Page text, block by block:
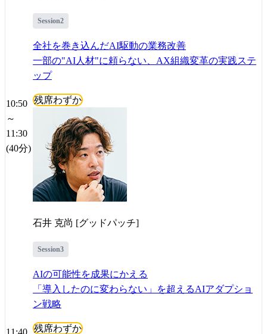
10:50
～
11:30
(40分)
Session2
全社を巻き込んだAI駆動の業務改善
一部の"AI人材"に頼らない、AX組織変革の実践ステ
ップ
残席わずか
石井 克尚 [グッドパッチ]
11:40
Session3
AIの可能性を成果にかえる
「導入したのに変わらない」を超えるAIアダプショ
ン戦略
残席わずか